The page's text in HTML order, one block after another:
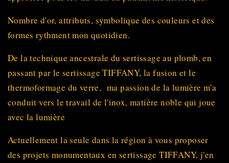
Nombre d'or, attributs, symbolique des couleurs et des
formes rythment mon quotidien.
De la technique ancestrale du sertissage au plomb, en
passant par le sertissage TIFFANY, la fusion et le
thermoformage du verre, ma passion de la lumière m'a
conduit vers le travail de l'inox, matière noble qui joue
avec la lumière
Actuellement la seule dans la région à vous proposer
des projets monumentaux en sertissage TIFFANY, j'en